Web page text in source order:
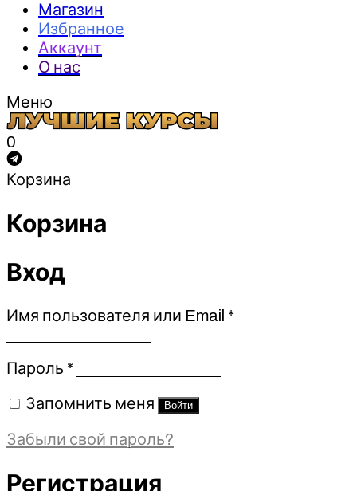
Магазин
Избранное
Аккаунт
О нас
Меню
0
Корзина
Корзина
Вход
Имя пользователя или Email *Обязательно
Пароль *Обязательно
Запомнить меня Войти
Забыли свой пароль?
Регистрация